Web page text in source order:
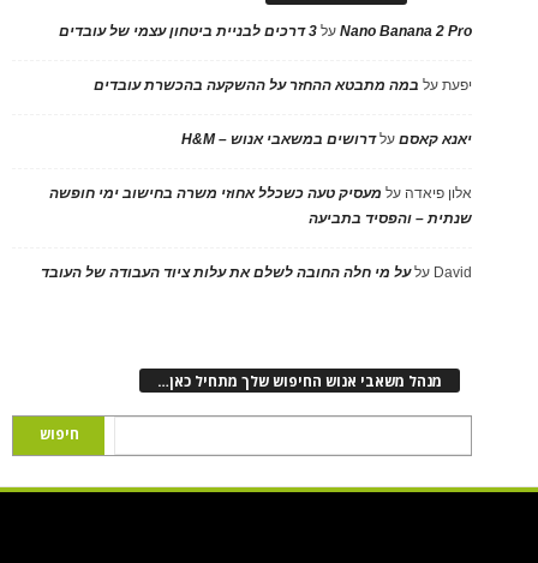
Nano Banana 2 Proעל 3 דרכים לבניית ביטחון עצמי של עובדים
יפעתעל במה מתבטא ההחזר על ההשקעה בהכשרת עובדים
יאנא קאסםעלדרושים במשאבי אנוש – H&M
אלון פיאדה על מעסיק טעה כשכלל אחוזי משרה בחישוב ימי חופשה
שנתית – והפסיד בתביעה
David עלעל מי חלה החובה לשלם את עלות ציוד העבודה של העובד
מנהל משאבי אנוש החיפוש שלך מתחיל כאן…